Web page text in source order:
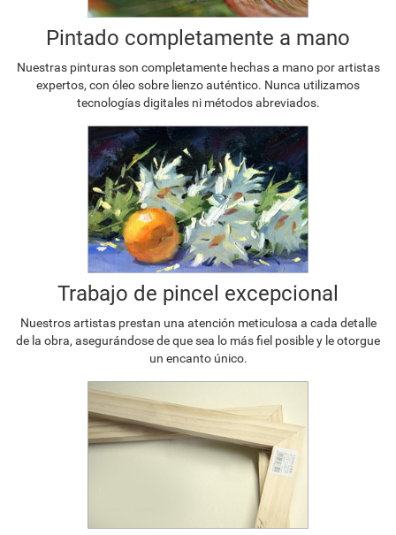
Pintado completamente a mano
Nuestras pinturas son completamente hechas a mano por artistas
expertos, con óleo sobre lienzo auténtico. Nunca utilizamos
tecnologías digitales ni métodos abreviados.
Trabajo de pincel excepcional
Nuestros artistas prestan una atención meticulosa a cada detalle
de la obra, asegurándose de que sea lo más fiel posible y le otorgue
un encanto único.